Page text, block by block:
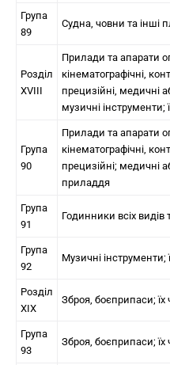
Група
89
Судна, човни та інші
Розділ
XVIII
Прилади та апарати
кінематографічні,
прецизійні, медичні
музичні
Група
90
Прилади та апарати
кінематографічні,
прецизійні; медичні
приладдя
Група
91
Годинники всіх видів
Група
92
Музичні
Розділ
XIX
Зброя, боєприпаси;
Група
93
Зброя, боєприпаси;